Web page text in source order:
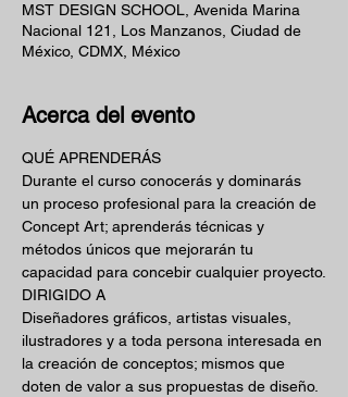
MST DESIGN SCHOOL, Avenida Marina
Nacional 121, Los Manzanos, Ciudad de
México, CDMX, México
Acerca del evento
QUÉ APRENDERÁS
Durante el curso conocerás y dominarás
un proceso profesional para la creación de
Concept Art; aprenderás técnicas y
métodos únicos que mejorarán tu
capacidad para concebir cualquier proyecto.
DIRIGIDO A
Diseñadores gráficos, artistas visuales,
ilustradores y a toda persona interesada en
la creación de conceptos; mismos que
doten de valor a sus propuestas de diseño.